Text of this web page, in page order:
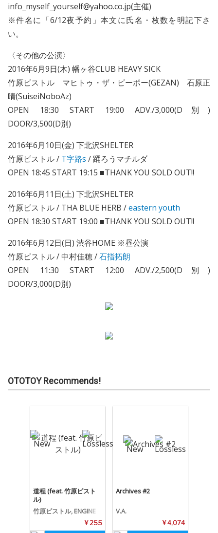
info_myself_yourself@yahoo.co.jp(主催)
※件名に「6/12夜予約」本文に氏名・枚数を明記下さ
い。
〈その他の公演〉
2016年6月9日(木) 幡ヶ谷CLUB HEAVY SICK
竹原ピストル マヒトゥ・ザ・ピーポー(GEZAN) 石原正
晴(SuiseiNoboAz)
OPEN 18:30 START 19:00 ADV./3,000(D別)
DOOR/3,500(D別)
2016年6月10日(金) 下北沢SHELTER
竹原ピストル / T字路s / 踊ろうマチルダ
OPEN 18:45 START 19:15 ■THANK YOU SOLD OUT!!
2016年6月11日(土) 下北沢SHELTER
竹原ピストル / THA BLUE HERB /eastern youth
OPEN 18:30 START 19:00 ■THANK YOU SOLD OUT!!
2016年6月12日(日) 渋谷HOME ※昼公演
竹原ピストル / 中村佳穂 /石指拓朗
OPEN 11:30 START 12:00 ADV./2,500(D別)
DOOR/3,000(D別)
OTOTOY Recommends!
道程 (feat. 竹原ピスト
ル)
竹原ピストル, ENGINE
¥ 255
Archives #2
V.A.
¥ 4,074